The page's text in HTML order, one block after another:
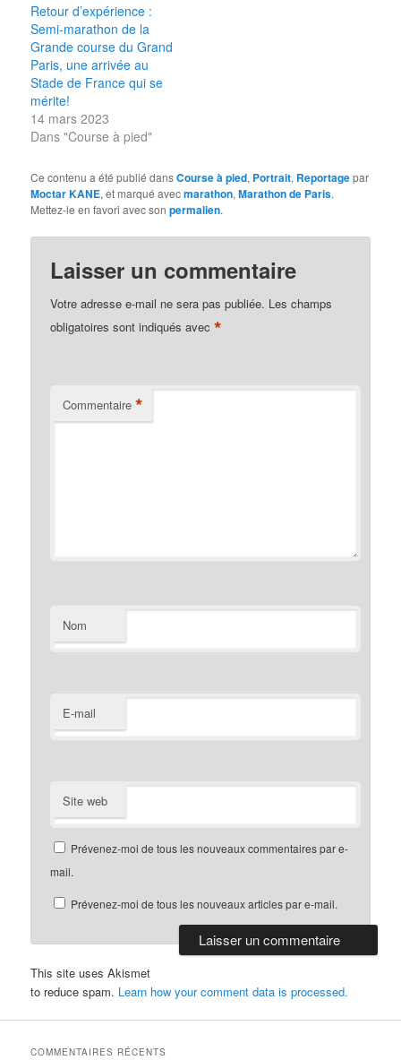
Retour d’expérience :
Semi-marathon de la
Grande course du Grand
Paris, une arrivée au
Stade de France qui se
mérite!
14 mars 2023
Dans "Course à pied"
Ce contenu a été publié dansCourse à pied, Portrait, Reportagepar
Moctar KANE, et marqué avecmarathon,Marathon de Paris.
Mettez-le en favori avec sonpermalien.
Laisser un commentaire
Votre adresse e-mail ne sera pas publiée. Les champs
obligatoires sont indiqués avec*
Commentaire *
Nom
E-mail
Site web
Prévenez-moi de tous les nouveaux commentaires par e-
mail.
Prévenez-moi de tous les nouveaux articles par e-mail.
This site uses Akismet
to reduce spam. Learn how your comment data is processed.
COMMENTAIRES RÉCENTS